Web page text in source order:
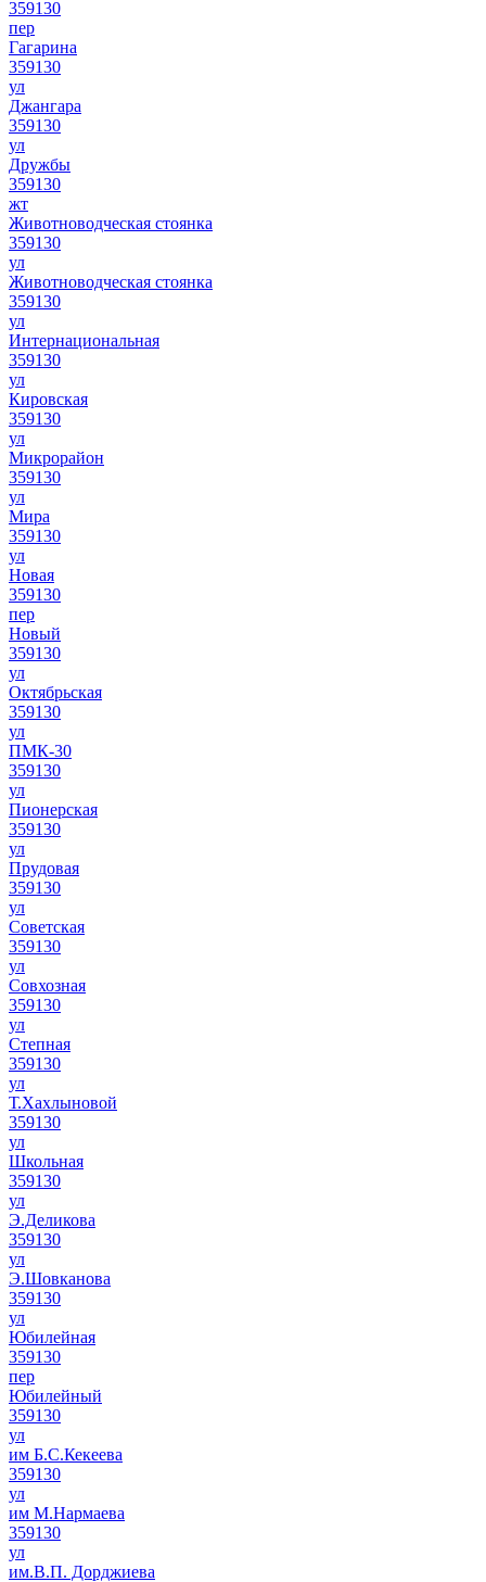
359130
пер
Гагарина
359130
ул
Джангара
359130
ул
Дружбы
359130
жт
Животноводческая стоянка
359130
ул
Животноводческая стоянка
359130
ул
Интернациональная
359130
ул
Кировская
359130
ул
Микрорайон
359130
ул
Мира
359130
ул
Новая
359130
пер
Новый
359130
ул
Октябрьская
359130
ул
ПМК-30
359130
ул
Пионерская
359130
ул
Прудовая
359130
ул
Советская
359130
ул
Совхозная
359130
ул
Степная
359130
ул
Т.Хахлыновой
359130
ул
Школьная
359130
ул
Э.Деликова
359130
ул
Э.Шовканова
359130
ул
Юбилейная
359130
пер
Юбилейный
359130
ул
им Б.С.Кекеева
359130
ул
им М.Нармаева
359130
ул
им.В.П. Дорджиева